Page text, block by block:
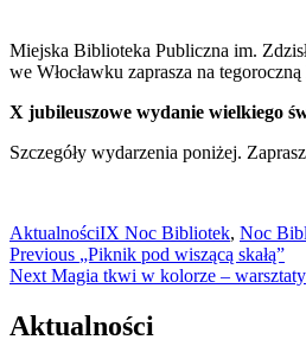
Miejska Biblioteka Publiczna im.
we Włocławku zaprasza na
X jubileuszowe wydanie wielkiego
Szczegóły wydarzenia poniżej.
AktualnościIX Noc Bibliotek, Noc
Nawigacja
wpisu
Previous
Previous
post:
„Piknik pod wiszącą skałą”
Next Next
Magia tkwi w kolorze – warsztaty
Aktualności